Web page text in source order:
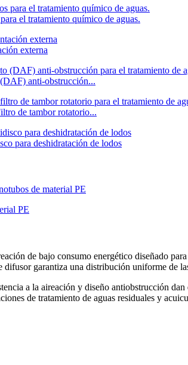
el tratamiento químico de aguas.
externa
anti-obstrucción...
de tambor rotatorio...
para deshidratación de lodos
de bajo consumo energético diseñado
difusor garantiza una distribución uniforme de
a la aireación y diseño antiobstrucción
de tratamiento de aguas residuales y